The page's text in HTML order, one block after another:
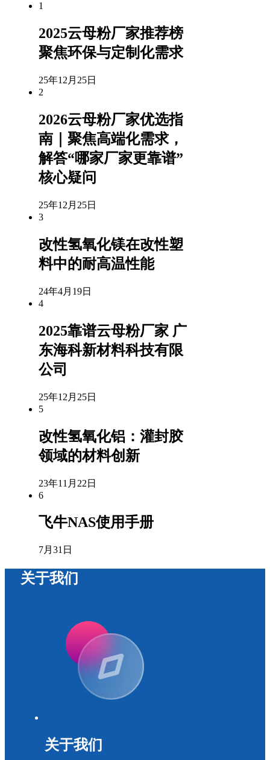
1
2025云母粉厂家推荐榜
聚焦环保与定制化需求
25年12月25日
2
2026云母粉厂家优选指
南｜聚焦高端化需求，
解答“哪家厂家更靠谱”
核心疑问
25年12月25日
3
改性氢氧化镁在改性塑
料中的耐高温性能
24年4月19日
4
2025靠谱云母粉厂家 广
东海科新材料科技有限
公司
25年12月25日
5
改性氢氧化铝：灌封胶
领域的材料创新
23年11月22日
6
飞牛NAS使用手册
7月31日
关于我们
关于我们